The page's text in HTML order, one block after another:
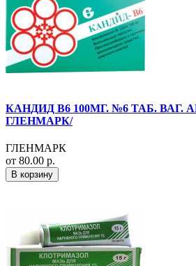
КАНДИД В6 100МГ. №6 ТАБ. ВАГ.
ГЛЕНМАРК/
ГЛЕНМАРК
от 80.00 р.
В корзину